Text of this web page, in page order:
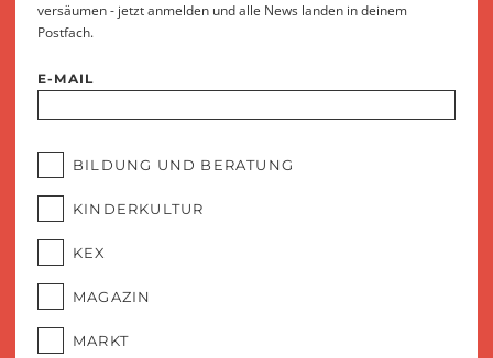
versäumen - jetzt anmelden und alle News landen in deinem
Postfach.
E-MAIL
BILDUNG UND BERATUNG
KINDERKULTUR
KEX
MAGAZIN
MARKT